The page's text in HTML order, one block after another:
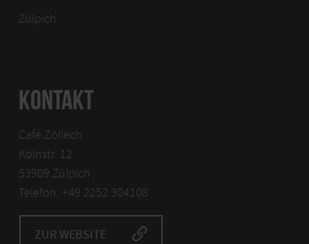
Zülpich
KONTAKT
Café Zöllech
Kölnstr. 12
53909 Zülpich
Telefon: +49 2252 304108
ZUR WEBSITE